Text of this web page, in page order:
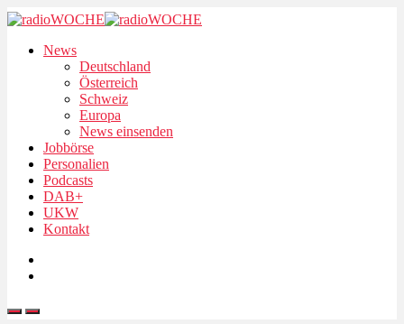
News
Deutschland
Österreich
Schweiz
Europa
News einsenden
Jobbörse
Personalien
Podcasts
DAB+
UKW
Kontakt